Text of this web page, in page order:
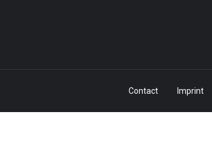
Contact Imprint